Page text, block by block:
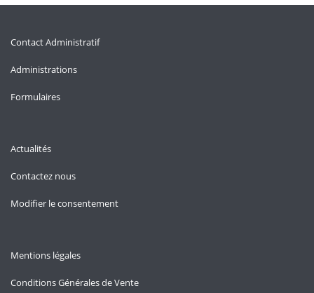
Contact Administratif
Administrations
Formulaires
Actualités
Contactez nous
Modifier le consentement
Mentions légales
Conditions Générales de Vente